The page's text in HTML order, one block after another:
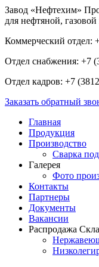
Завод «Нефтехим»
для нефтяной,
Коммерческий отдел:
Отдел снабжения: +7
Отдел кадров: +7
Заказать обратный
Главная
Продукция
Производство
Сварка
Галерея
Фото
Контакты
Партнеры
Документы
Вакансии
Распродажа